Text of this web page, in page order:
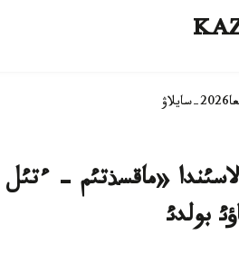
2026-سايلاۋ
«ماقسذتئم -
بولدئ